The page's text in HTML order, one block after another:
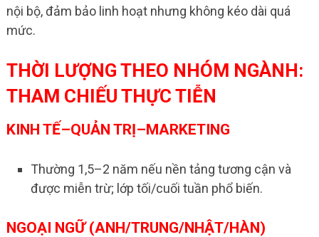
nội bộ, đảm bảo linh hoạt nhưng không kéo dài quá
mức.
THỜI LƯỢNG THEO NHÓM NGÀNH:
THAM CHIẾU THỰC TIỄN
KINH TẾ–QUẢN TRỊ–MARKETING
Thường 1,5–2 năm nếu nền tảng tương cận và
được miễn trừ; lớp tối/cuối tuần phổ biến.
NGOẠI NGỮ (ANH/TRUNG/NHẬT/HÀN)